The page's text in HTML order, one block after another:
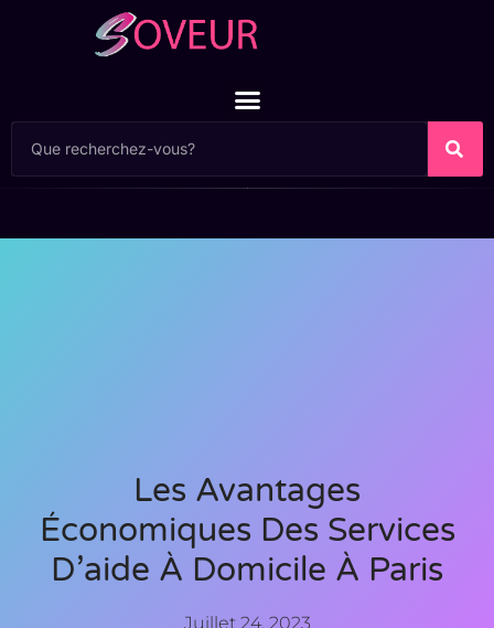
Les Avantages
Économiques Des Services
D’aide À Domicile À Paris
Juillet 24, 2023